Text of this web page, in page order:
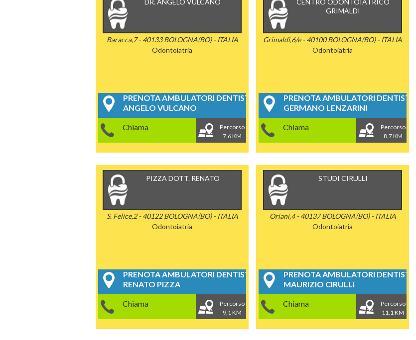
DR. ANGELO VULCANO
Baracca,7 - 40133 BOLOGNA(BO) - ITALIA
Odontoiatria
PRENOTA AMBULATORI DENTISTICI
ANGELO VULCANO
Chiama
Percorso
7,6 KM
CENTRO ODONTOIATRICO
GRIMALDI
Grimaldi,6/e - 40100 BOLOGNA(BO) - ITALIA
Odontoiatria
PRENOTA AMBULATORI DENTISTICI
GERMANO LENZARINI
Chiama
Percorso
8,7 KM
PIZZA DOTT. RENATO
S. Felice,2 - 40122 BOLOGNA(BO) - ITALIA
Odontoiatria
PRENOTA AMBULATORI DENTISTICI
RENATO PIZZA
Chiama
Percorso
9,1 KM
STUDI CIRULLI
Oriani,4 - 40137 BOLOGNA(BO) - ITALIA
Odontoiatria
PRENOTA AMBULATORI DENTISTICI
MAURIZIO CIRULLI
Chiama
Percorso
11,1 KM